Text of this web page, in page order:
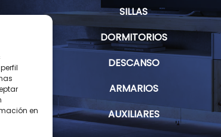
en
SILLAS
DORMITORIOS
DESCANSO
ARMARIOS
AUXILIARES